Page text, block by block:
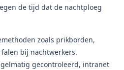
de tijd dat de nachtploeg
zoals prikborden,
bij nachtwerkers.
gecontroleerd, intranet